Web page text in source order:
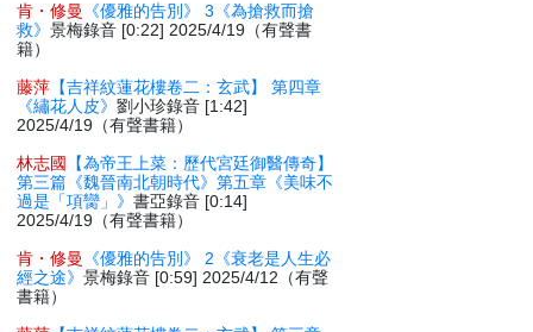
肯・修曼
《優雅的告別》 3《為搶救而搶
救》景梅錄音 [0:22] 2025/4/19（有聲書
籍）
藤萍 【吉祥紋蓮花樓卷二：玄武】 第四章
《繡花人皮》劉小珍錄音 [1:42]
2025/4/19（有聲書籍）
林志國
【為帝王上菜：歷代宮廷御醫傳奇】
第三篇《魏晉南北朝時代》第五章《美味不
過是「項臠」》書亞錄音 [0:14]
2025/4/19（有聲書籍）
肯・修曼
《優雅的告別》 2《衰老是人生必
經之途》景梅錄音 [0:59] 2025/4/12（有聲
書籍）